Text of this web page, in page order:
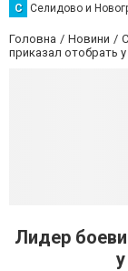
С Селидово и
Головна Новини
приказал отобрать
Лидер